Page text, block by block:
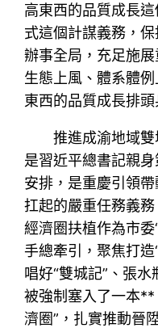
高東西的品質成長
式這個計謀義務，
辦事全局，充足施
生態上風、體系體
東西的品質成長排頭
推進成渝地域
是習近平總書記親
安排，是重慶引領
扛起的嚴重任務義
經濟圈扶植作為市
手總牽引，聚焦打造
唱好“雙城記”、張
被強制塞入了一本**
濟圈”，扎實推動晉